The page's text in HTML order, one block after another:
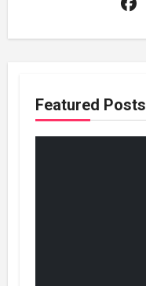
Featured Posts